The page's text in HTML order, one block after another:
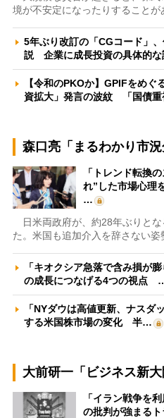
境が不安定になったりすることが
5年ぶり改訂の「CGコード」
説 企業に成長投資の具体的
【令和のPKOか】GPIFをめ
資拡大」発言の波紋 「国債
森口亮「まるわかり市況
「トレンド転換
れ”した市場心理
…
日米両政府が、約28年ぶりとな
た。米国も追加介入を辞さない姿
「キオクシア急落で含み損が
の成長につなげる4つの視点
「NYダウは高値更新、ナスダ
する米国株市場の変化 半…
大前研一「ビジネス新
「イラン戦争を
の批判が強まる